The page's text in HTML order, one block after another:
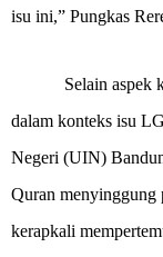
isu ini,” Pungkas
Selain aspek
dalam konteks isu
Negeri (UIN)
Quran menyinggung
kerapkali